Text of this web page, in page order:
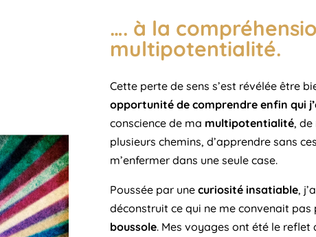
…. à la
multipotentialité.
Cette perte de sens s’est révélée être
opportunité de comprendre enfin qui
conscience de ma multipotentialité, de
plusieurs chemins, d’apprendre sans
m’enfermer dans une seule case.
Poussée par une curiosité insatiable,
déconstruit ce qui ne me convenait pas
boussole. Mes voyages ont été le reflet